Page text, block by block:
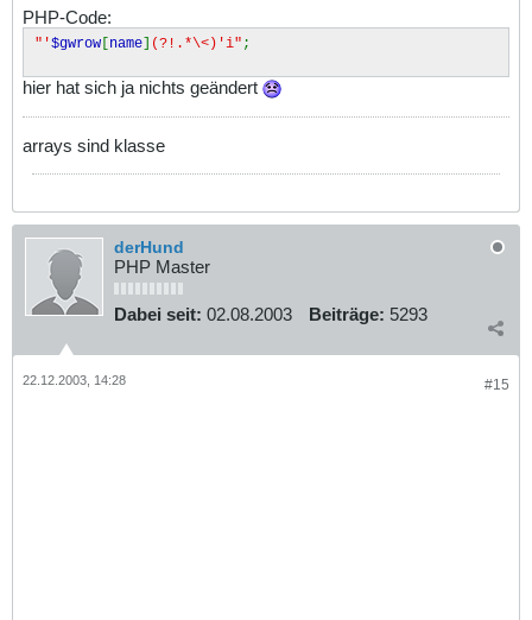
PHP-Code:
"'$gwrow [name] (?!.*\<)'i" ;
hier hat sich ja nichts geändert
arrays sind klasse
derHund
PHP Master
Dabei seit: 02.08.2003 Beiträge: 5293
#15
22.12.2003, 14:28